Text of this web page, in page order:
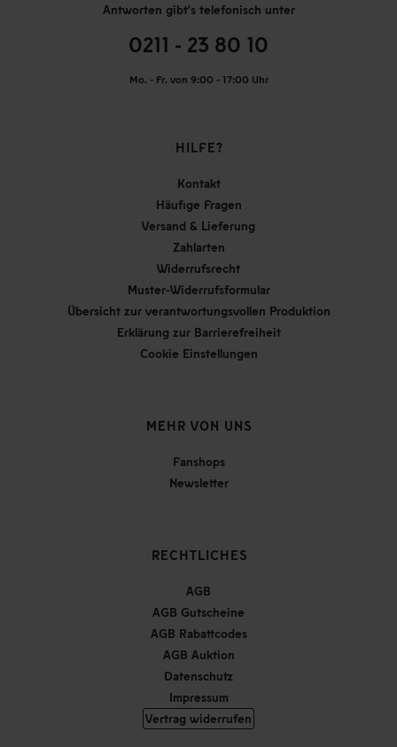
Antworten gibt's telefonisch unter
0211 - 23 80 10
Mo. - Fr. von 9:00 - 17:00 Uhr
HILFE?
Kontakt
Häufige Fragen
Versand & Lieferung
Zahlarten
Widerrufsrecht
Muster-Widerrufsformular
Übersicht zur verantwortungsvollen Produktion
Erklärung zur Barrierefreiheit
Cookie Einstellungen
MEHR VON UNS
Fanshops
Newsletter
RECHTLICHES
AGB
AGB Gutscheine
AGB Rabattcodes
AGB Auktion
Datenschutz
Impressum
Vertrag widerrufen